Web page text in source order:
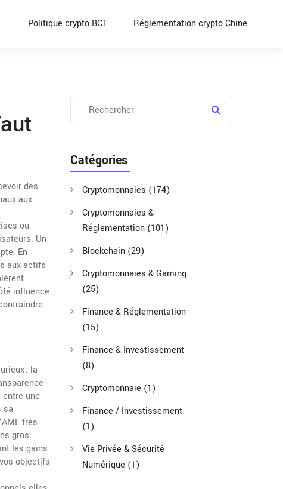
Politique crypto BCT Réglementation crypto Chine
des
aux
ou
. Un
En
aux actifs
influence
: la
une
sa
très
gros
les gains.
objectifs
Catégories
Cryptomonnaies (174)
Cryptomonnaies &
Réglementation (101)
Blockchain (29)
Cryptomonnaies & Gaming
(25)
Finance & Réglementation
(15)
Finance & Investissement
(8)
Cryptomonnaie (1)
Finance / Investissement
(1)
Vie Privée & Sécurité
Numérique (1)